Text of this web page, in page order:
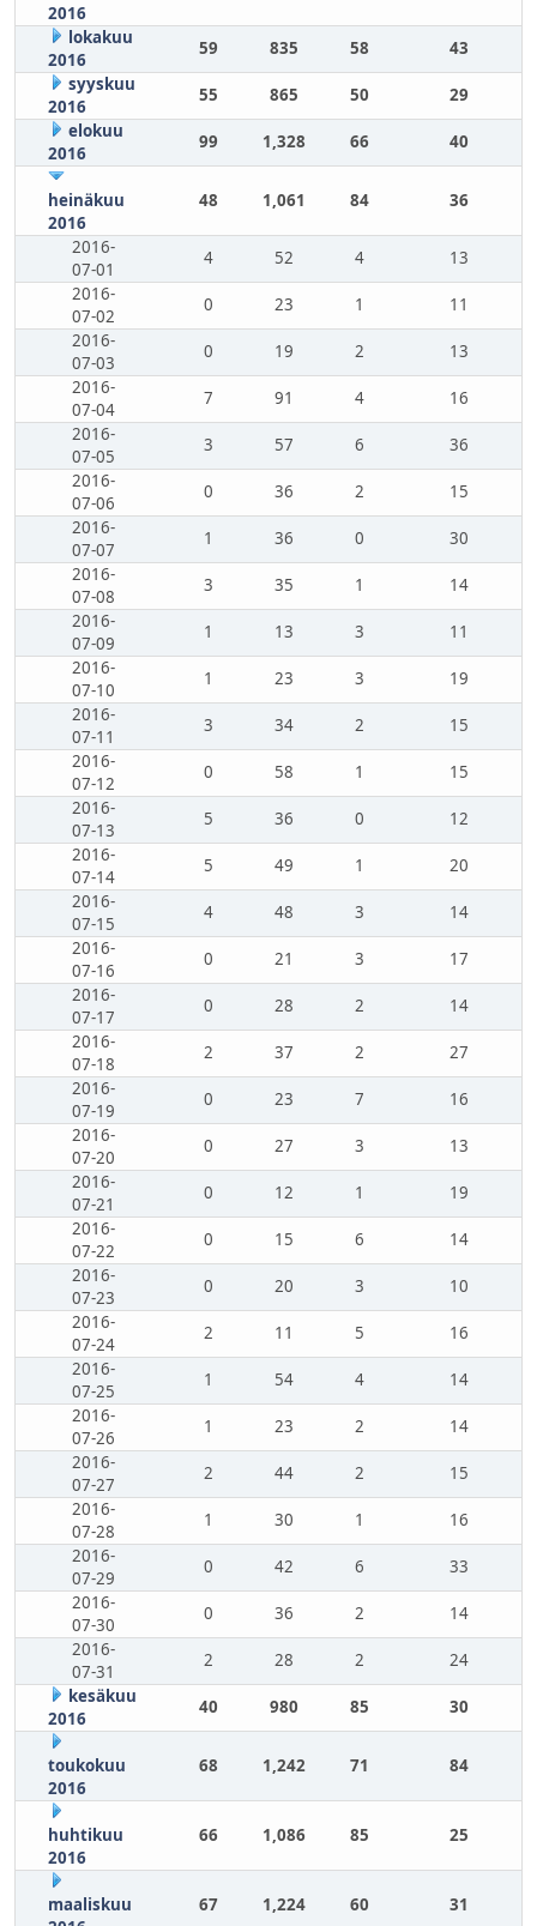
2016
lokakuu
2016
59 835 58
43
syyskuu
2016
55 865 50
29
elokuu
2016
99 1,328 66 40
heinäkuu
2016
48 1,061 84 36
2016-
07-01
4 52 4
13
2016-
07-02
0 23 1
11
2016-
07-03
0 19 2
13
2016-
07-04
7 91 4
16
2016-
07-05
3 57 6
36
2016-
07-06
0 36 2
15
2016-
07-07
1 36 0
30
2016-
07-08
3 35 1
14
2016-
07-09
1 13 3
11
2016-
07-10
1 23 3
19
2016-
07-11
3 34 2
15
2016-
07-12
0 58 1
15
2016-
07-13
5 36 0
12
2016-
07-14
5 49 1
20
2016-
07-15
4 48 3
14
2016-
07-16
0 21 3
17
2016-
07-17
0 28 2
14
2016-
07-18
2 37 2
27
2016-
07-19
0 23 7
16
2016-
07-20
0 27 3
13
2016-
07-21
0 12 1
19
2016-
07-22
0 15 6
14
2016-
07-23
0 20 3
10
2016-
07-24
2 11 5
16
2016-
07-25
1 54 4
14
2016-
07-26
1 23 2
14
2016-
07-27
2 44 2
15
2016-
07-28
1 30 1
16
2016-
07-29
0 42 6
33
2016-
07-30
0 36 2
14
2016-
07-31
2 28 2
24
kesäkuu
2016
40 980 85 30
toukokuu
2016
68 1,242 71 84
huhtikuu
2016
66 1,086 85 25
maaliskuu
67 1,224 60 31